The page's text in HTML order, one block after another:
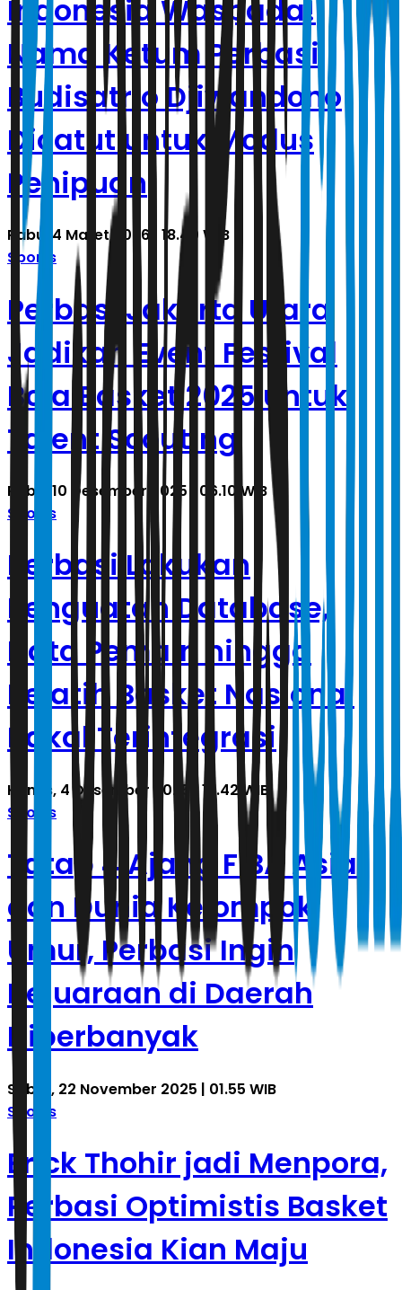
Indonesia Waspada!
Nama Ketum Perbasi
Budisatrio Djiwandono
Dicatut untuk Modus
Penipuan
Rabu, 4 Maret 2026 | 18.40 WIB
Sports
Perbasi Jakarta Utara
Jadikan Event Festival
Bola Basket 2025 untuk
Talent Scouting
Rabu, 10 Desember 2025 | 06.10 WIB
Sports
Perbasi Lakukan
Penguatan Database,
Data Pemain hingga
Pelatih Basket Nasional
Bakal Terintegrasi
Kamis, 4 Desember 2025 | 16.42 WIB
Sports
Tatap 4 Ajang FIBA Asia
dan Dunia Kelompok
Umur, Perbasi Ingin
Kejuaraan di Daerah
Diperbanyak
Sabtu, 22 November 2025 | 01.55 WIB
Sports
Erick Thohir jadi Menpora,
Perbasi Optimistis Basket
Indonesia Kian Maju